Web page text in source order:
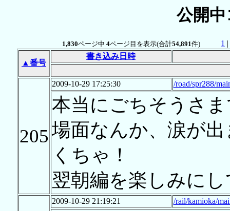
公開
1,830ページ中 4ページ目を表示(合計54,891件) 1 |
▲番号
書き込み日時
205
2009-10-29 17:25:30 /road/spr288/
本当にごちそうさ
場面なんか、涙が
くちゃ！
翌朝編を楽しみに
2009-10-29 21:19:21 /rail/kamioka/